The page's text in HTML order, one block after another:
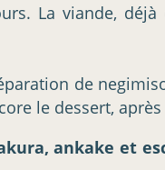
La viande,
de
le dessert,
ankake et